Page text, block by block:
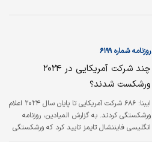
روزنامه شماره ۶۱۹۹
چند شرکت‌‌‌ آمریکایی در ۲۰۲۴
ورشکست شدند؟
ایبنا: ۶۸۶ شرکت آمریکایی تا پایان سال ۲۰۲۴ اعلام
ورشکستگی کردند. به گزارش المیادین، روزنامه
انگلیسی فایننشال تایمز تایید کرد که ورشکستگی